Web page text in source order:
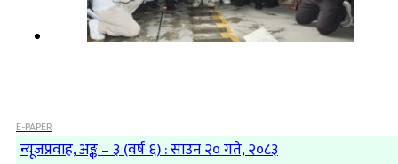
E-PAPER
न्यूजप्रवाह, अङ्क – ३ (वर्ष ६) : साउन २० गते, २०८३